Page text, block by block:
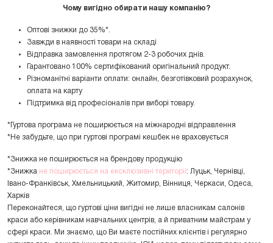
Чому вигідно обирати нашу компанію?
Оптові знижки до 35%*.
Завжди в наявності товари на складі
Відправка замовлення протягом 2-3 робочих днів.
Гарантовано 100% сертифікований оригінальний продукт.
Різноманітні варіанти оплати: онлайн, безготівковий розрахунок,
оплата на карту
Підтримка від професіоналів при виборі товару.
*Гуртова програма не поширюється на міжнародні відправлення
*Не забудьте, що при гуртові програмі кешбек не враховується
*Знижка не поширюється на брендову продукцію
*Знижка не поширюється на ексклюзивні територіі: Луцьк, Чернівці,
Івано-Франківськ, Хмельницький, Житомир, Вінниця, Черкаси, Одеса,
Харків
Переконайтеся, що гуртові ціни вигідні не лише власникам салонів
краси або керівникам навчальних центрів, а й приватним майстрам у
сфері краси. Ми знаємо, що Ви маєте постійних клієнтів і регулярно